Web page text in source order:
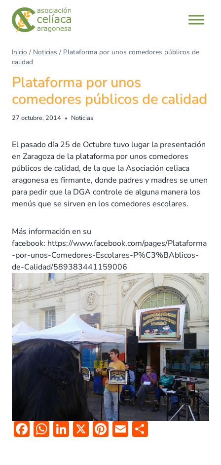
Saltar
contenido
Inicio / Noticias / Plataforma por unos comedores públicos de
calidad
Plataforma por unos
comedores públicos de calidad
27 octubre, 2014 Noticias
El pasado día 25 de Octubre tuvo lugar la presentación
en Zaragoza de la plataforma por unos comedores
públicos de calidad, de la que la Asociación celiaca
aragonesa es firmante, donde padres y madres se unen
para pedir que la DGA controle de alguna manera los
menús que se sirven en los comedores escolares.
Más información en su
facebook: https://www.facebook.com/pages/Plataforma
-por-unos-Comedores-Escolares-P%C3%BAblicos-
de-Calidad/589383441159006
F W Li X Pi E